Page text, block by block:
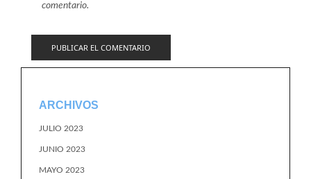
comentario.
ARCHIVOS
JULIO 2023
JUNIO 2023
MAYO 2023